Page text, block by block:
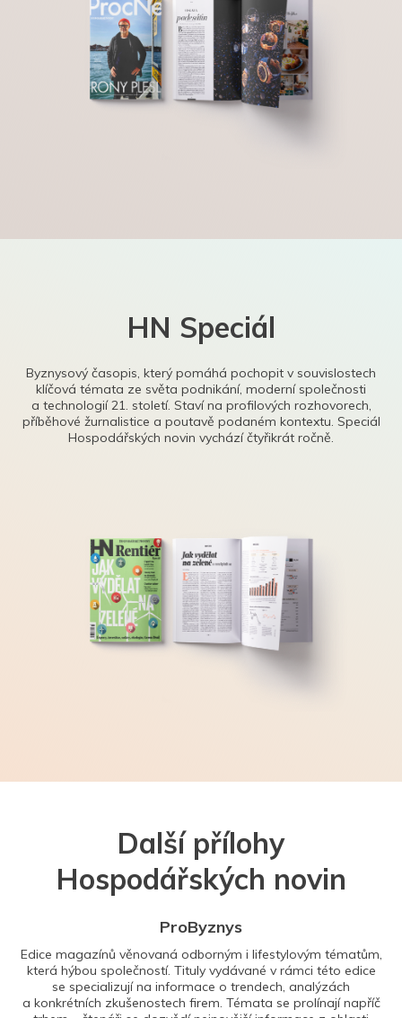
HN Speciál
Byznysový časopis, který pomáhá pochopit v souvislostech
klíčová témata ze světa podnikání, moderní společnosti
a technologií 21. století. Staví na profilových rozhovorech,
příběhové žurnalistice a poutavě podaném kontextu. Speciál
Hospodářských novin vychází čtyřikrát ročně.
Další přílohy
Hospodářských novin
ProByznys
Edice magazínů věnovaná odborným i lifestylovým tématům,
která hýbou společností. Tituly vydávané v rámci této edice
se specializují na informace o trendech, analýzách
a konkrétních zkušenostech firem. Témata se prolínají napříč